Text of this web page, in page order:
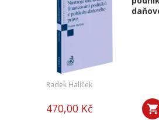
Radek Halíček
470,00 Kč